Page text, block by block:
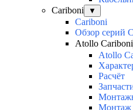
Cariboni
▼
Cariboni
Обзор серий
Atollo Cariboni
Atollo
Расчёт
Монтаж